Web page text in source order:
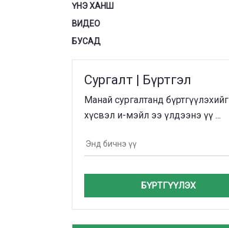
ҮНЭ ХАНШ
ВИДЕО
БУСАД
Сургалт | Бүртгэл
Манай сургалтанд бүртгүүлэхийг
хүсвэл и-мэйл ээ үлдээнэ үү ...
БҮРТГҮҮЛЭХ